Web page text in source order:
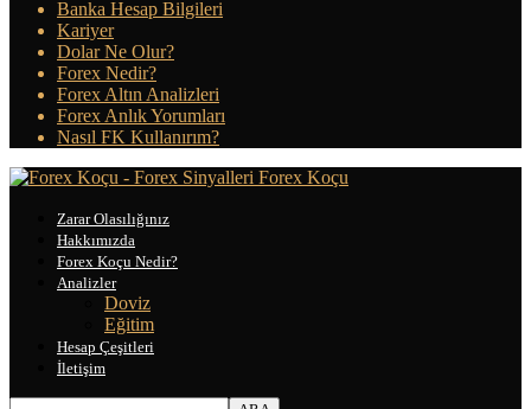
Banka Hesap Bilgileri
Kariyer
Dolar Ne Olur?
Forex Nedir?
Forex Altın Analizleri
Forex Anlık Yorumları
Nasıl FK Kullanırım?
Forex Koçu
Zarar Olasılığınız
Hakkımızda
Forex Koçu Nedir?
Analizler
Doviz
Eğitim
Hesap Çeşitleri
İletişim